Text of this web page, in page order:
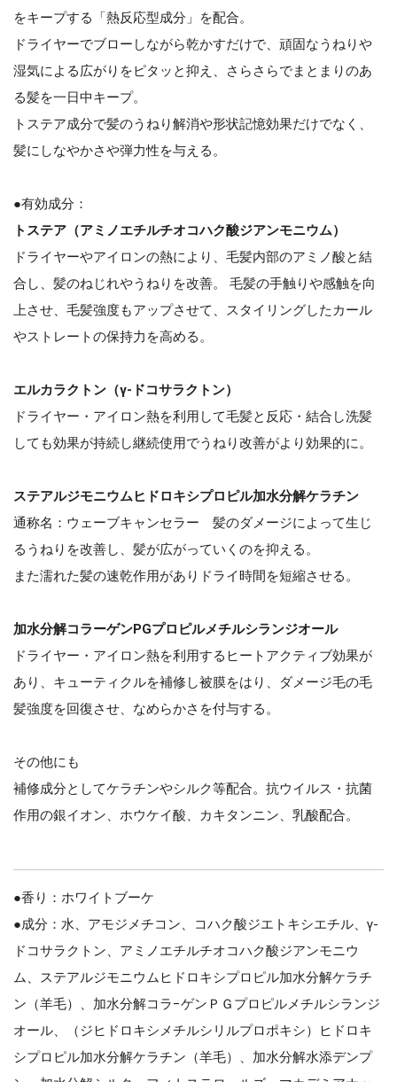
をキープする「熱反応型成分」を配合。
ドライヤーでブローしながら乾かすだけで、頑固なうねりや
湿気による広がりをピタッと抑え、さらさらでまとまりのあ
る髪を一日中キープ。
トステア成分で髪のうねり解消や形状記憶効果だけでなく、
髪にしなやかさや弾力性を与える。
●有効成分：
トステア（アミノエチルチオコハク酸ジアンモニウム）
ドライヤーやアイロンの熱により、毛髪内部のアミノ酸と結
合し、髪のねじれやうねりを改善。 毛髪の手触りや感触を向
上させ、毛髪強度もアップさせて、スタイリングしたカール
やストレートの保持力を高める。
エルカラクトン（γ-ドコサラクトン）
ドライヤー・アイロン熱を利用して毛髪と反応・結合し洗髪
しても効果が持続し継続使用でうねり改善がより効果的に。
ステアルジモニウムヒドロキシプロピル加水分解ケラチン
通称名：ウェーブキャンセラー 髪のダメージによって生じ
るうねりを改善し、髪が広がっていくのを抑える。
また濡れた髪の速乾作用がありドライ時間を短縮させる。
加水分解コラーゲンPGプロピルメチルシランジオール
ドライヤー・アイロン熱を利用するヒートアクティブ効果が
あり、キューティクルを補修し被膜をはり、ダメージ毛の毛
髪強度を回復させ、なめらかさを付与する。
その他にも
補修成分としてケラチンやシルク等配合。抗ウイルス・抗菌
作用の銀イオン、ホウケイ酸、カキタンニン、乳酸配合。
●香り：ホワイトブーケ
●成分：水、アモジメチコン、コハク酸ジエトキシエチル、γ‐
ドコサラクトン、アミノエチルチオコハク酸ジアンモニウ
ム、ステアルジモニウムヒドロキシプロピル加水分解ケラチ
ン（羊毛）、加水分解コラ−ゲンＰＧプロピルメチルシランジ
オール、（ジヒドロキシメチルシリルプロポキシ）ヒドロキ
シプロピル加水分解ケラチン（羊毛）、加水分解水添デンプ